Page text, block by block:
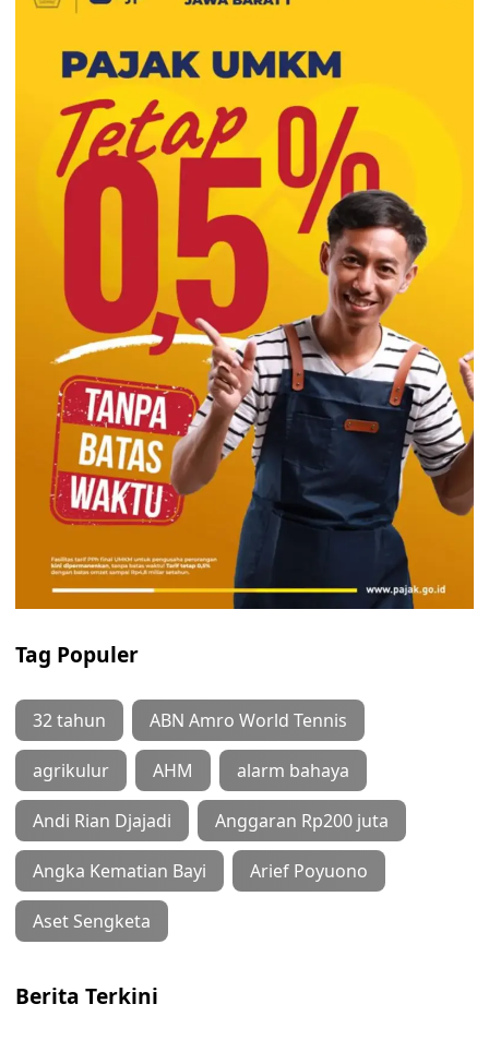
Tag Populer
32 tahun ABN Amro World Tennis
agrikulur AHM alarm bahaya
Andi Rian Djajadi Anggaran Rp200 juta
Angka Kematian Bayi Arief Poyuono
Aset Sengketa
Berita Terkini